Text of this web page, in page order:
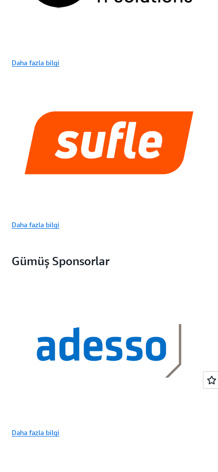
Daha fazla bilgi
Daha fazla bilgi
Gümüş Sponsorlar
Daha fazla bilgi